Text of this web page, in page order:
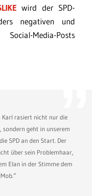
wird der SPD-
negativen und
Media-Posts
Karl rasiert nicht nur die
sondern geht in unserem
SPD an den Start. Der
über sein Problemhaar,
Elan in der Stimme dem